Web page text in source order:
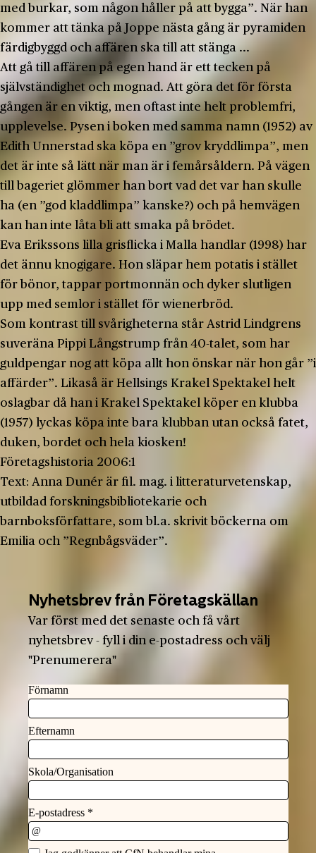
med burkar, som någon håller på att bygga”. När han
kommer att tänka på Joppe nästa gång är pyramiden
färdigbyggd och affären ska till att stänga ...
Att gå till affären på egen hand är ett tecken på
självständighet och mognad. Att göra det för första
gången är en viktig, men oftast inte helt problemfri,
upplevelse. Pysen i boken med samma namn (1952) av
Edith Unnerstad ska köpa en ”grov kryddlimpa”, men
det är inte så lätt när man är i femårsåldern. På vägen
till bageriet glömmer han bort vad det var han skulle
ha (en ”god kladdlimpa” kanske?) och på hemvägen
kan han inte låta bli att smaka på brödet.
Eva Erikssons lilla grisflicka i Malla handlar (1998) har
det ännu knogigare. Hon släpar hem potatis i stället
för bönor, tappar portmonnän och dyker slutligen
upp med semlor i stället för wienerbröd.
Som kontrast till svårigheterna står Astrid Lindgrens
suveräna Pippi Långstrump från 40-talet, som har
guldpengar nog att köpa allt hon önskar när hon går ”i
affärder”. Likaså är Hellsings Krakel Spektakel helt
oslagbar då han i Krakel Spektakel köper en klubba
(1957) lyckas köpa inte bara klubban utan också fatet,
duken, bordet och hela kiosken!
Företagshistoria 2006:1
Text: Anna Dunér är fil. mag. i litteraturvetenskap,
utbildad forskningsbibliotekarie och
barnboksförfattare, som bl.a. skrivit böckerna om
Emilia och ”Regnbågsväder”.
Nyhetsbrev från Företagskällan
Var först med det senaste och få vårt
nyhetsbrev - fyll i din e-postadress och välj
"Prenumerera"